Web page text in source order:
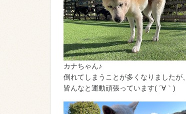
カナちゃん♪
倒れてしまうことが多くなりましたが、
皆んなと運動頑張っています( ´∀｀)